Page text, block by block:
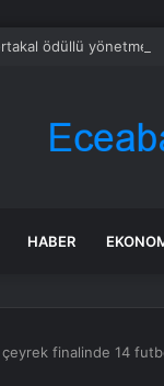
ödüllü yönetmen
HABER
çeyrek finalinde 14